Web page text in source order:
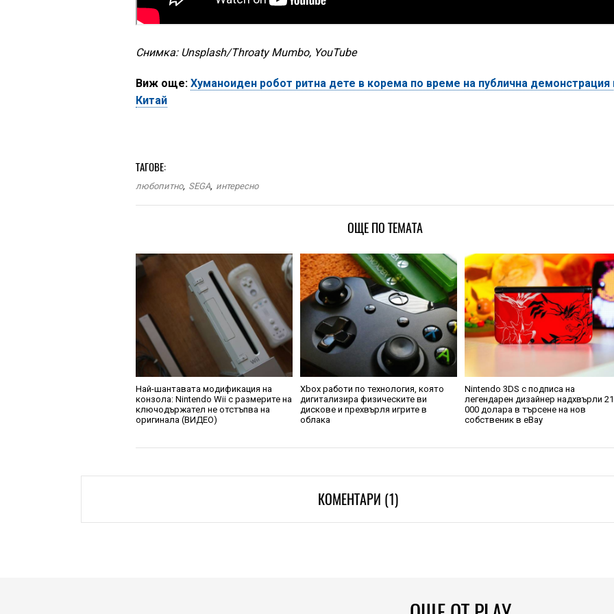
Снимка: Unsplash/Throaty Mumbo, YouTube
Виж още: Хуманоиден робот ритна дете в корема по време на публична демонстрация
Китай
ТАГОВЕ:
любопитно, SEGA, интересно
ОЩЕ ПО ТЕМАТА
Най-шантавата модификация на
конзола: Nintendo Wii с размерите на
ключодържател не отстъпва на
оригинала (ВИДЕО)
Xbox работи по технология, която
дигитализира физическите ви
дискове и прехвърля игрите в
облака
Nintendo 3DS с подписа на
легендарен дизайнер надхвърли 21
000 долара в търсене на нов
собственик в eBay
КОМЕНТАРИ (1)